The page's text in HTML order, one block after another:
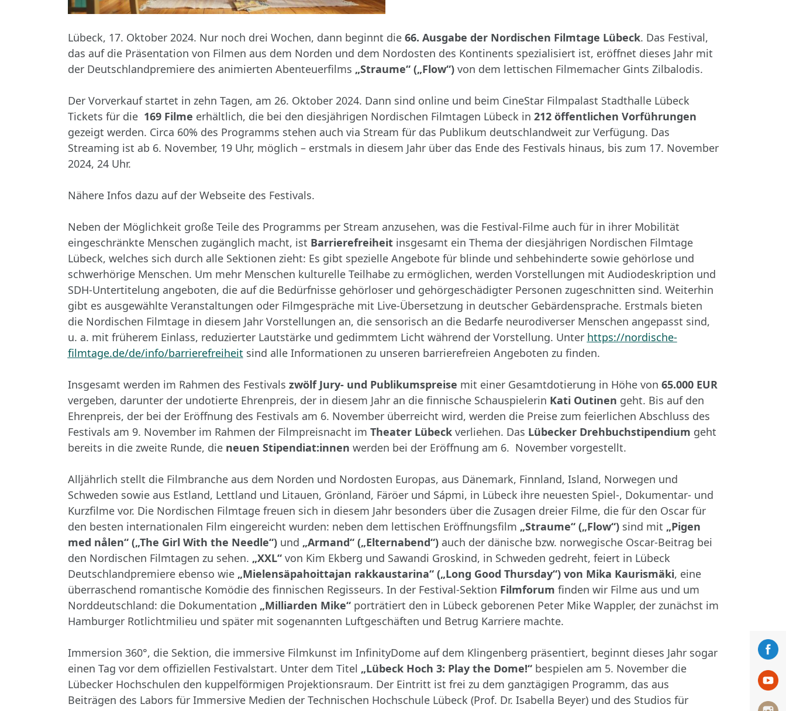
Lübeck, 17. Oktober 2024. Nur noch drei Wochen, dann beginnt die 66. Ausgabe der Nordischen Filmtage Lübeck. Das Festival,
das auf die Präsentation von Filmen aus dem Norden und dem Nordosten des Kontinents spezialisiert ist, eröffnet dieses Jahr mit
der Deutschlandpremiere des animierten Abenteuerfilms „Straume“ („Flow“)von dem lettischen Filmemacher Gints Zilbalodis.
Der Vorverkauf startet in zehn Tagen, am 26. Oktober 2024. Dann sind online und beim CineStar Filmpalast Stadthalle Lübeck
Tickets für die 169 Filme erhältlich, die bei den diesjährigen Nordischen Filmtagen Lübeck in 212 öffentlichen Vorführungen
gezeigt werden. Circa 60% des Programms stehen auch via Stream für das Publikum deutschlandweit zur Verfügung. Das
Streaming ist ab 6. November, 19 Uhr, möglich – erstmals in diesem Jahr über das Ende des Festivals hinaus, bis zum 17. November
2024, 24 Uhr.
Nähere Infos dazu auf der Webseite des Festivals.
Neben der Möglichkeit große Teile des Programms per Stream anzusehen, was die Festival-Filme auch für in ihrer Mobilität
eingeschränkte Menschen zugänglich macht, ist Barrierefreiheitinsgesamt ein Thema der diesjährigen Nordischen Filmtage
Lübeck, welches sich durch alle Sektionen zieht: Es gibt spezielle Angebote für blinde und sehbehinderte sowie gehörlose und
schwerhörige Menschen. Um mehr Menschen kulturelle Teilhabe zu ermöglichen, werden Vorstellungen mit Audiodeskription und
SDH-Untertitelung angeboten, die auf die Bedürfnisse gehörloser und gehörgeschädigter Personen zugeschnitten sind. Weiterhin
gibt es ausgewählte Veranstaltungen oder Filmgespräche mit Live-Übersetzung in deutscher Gebärdensprache. Erstmals bieten
die Nordischen Filmtage in diesem Jahr Vorstellungen an, die sensorisch an die Bedarfe neurodiverser Menschen angepasst sind,
u. a. mit früherem Einlass, reduzierter Lautstärke und gedimmtem Licht während der Vorstellung. Unter https://nordische-
filmtage.de/de/info/barrierefreiheit sind alle Informationen zu unseren barrierefreien Angeboten zu finden.
Insgesamt werden im Rahmen des Festivals zwölf Jury- und Publikumspreise mit einer Gesamtdotierung in Höhe von 65.000 EUR
vergeben, darunter der undotierte Ehrenpreis, der in diesem Jahr an die finnische Schauspielerin Kati Outinen geht. Bis auf den
Ehrenpreis, der bei der Eröffnung des Festivals am 6. November überreicht wird, werden die Preise zum feierlichen Abschluss des
Festivals am 9. November im Rahmen der Filmpreisnacht im Theater Lübeckverliehen. Das Lübecker Drehbuchstipendium geht
bereits in die zweite Runde, die neuen Stipendiat:innen werden bei der Eröffnung am 6. November vorgestellt.
Alljährlich stellt die Filmbranche aus dem Norden und Nordosten Europas, aus Dänemark, Finnland, Island, Norwegen und
Schweden sowie aus Estland, Lettland und Litauen, Grönland, Färöer und Sápmi, in Lübeck ihre neuesten Spiel-, Dokumentar- und
Kurzfilme vor. Die Nordischen Filmtage freuen sich in diesem Jahr besonders über die Zusagen dreier Filme, die für den Oscar für
den besten internationalen Film eingereicht wurden: neben dem lettischen Eröffnungsfilm „Straume“ („Flow“)sind mit „Pigen
med nålen“ („The Girl With the Needle“)und „Armand“ („Elternabend“)auch der dänische bzw. norwegische Oscar-Beitrag bei
den Nordischen Filmtagen zu sehen. „XXL“ von Kim Ekberg und Sawandi Groskind, in Schweden gedreht, feiert in Lübeck
Deutschlandpremiere ebenso wie „Mielensäpahoittajan rakkaustarina“ („Long Good Thursday“) von Mika Kaurismäki, eine
überraschend romantische Komödie des finnischen Regisseurs. In der Festival-Sektion Filmforum finden wir Filme aus und um
Norddeutschland: die Dokumentation „Milliarden Mike“porträtiert den in Lübeck geborenen Peter Mike Wappler, der zunächst im
Hamburger Rotlichtmilieu und später mit sogenannten Luftgeschäften und Betrug Karriere machte.
Immersion 360°, die Sektion, die immersive Filmkunst im InfinityDome auf dem Klingenberg präsentiert, beginnt dieses Jahr sogar
einen Tag vor dem offiziellen Festivalstart. Unter dem Titel „Lübeck Hoch 3: Play the Dome!“bespielen am 5. November die
Lübecker Hochschulen den kuppelförmigen Projektionsraum. Der Eintritt ist frei zu dem ganztägigen Programm, das aus
Beiträgen des Labors für Immersive Medien der Technischen Hochschule Lübeck (Prof. Dr. Isabella Beyer) und des Studios für